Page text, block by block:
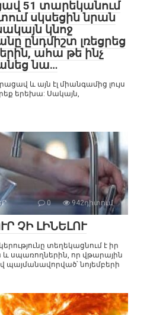
51 տարեկանում
սկսեցին նրան
կնոջ
ընդմիշտ լռեցրեց
ահա թե ինչ
նա…
և այն էլ միանգամից լույս
երեխա: Սակայն,
0 942դիտում
ՉԻ ԼԻՆԵԼՈՒ
տեղեկացնում է իր
սպառողներին, որ վթարային
նոյեմբերի